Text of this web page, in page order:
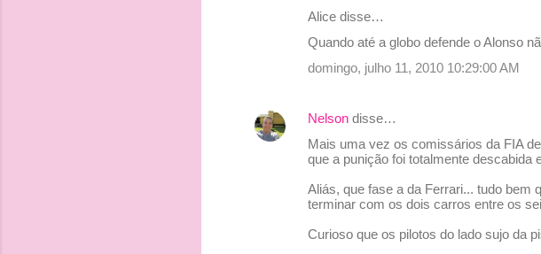
s
Alice disse…
Quando até a globo defende o Alonso
domingo, julho 11, 2010 10:29:00 AM
Nelson disse…
Mais uma vez os comissários da FIA
que a punição foi totalmente descabida
Aliás, que fase a da Ferrari... tudo bem
terminar com os dois carros entre os
Curioso que os pilotos do lado sujo da